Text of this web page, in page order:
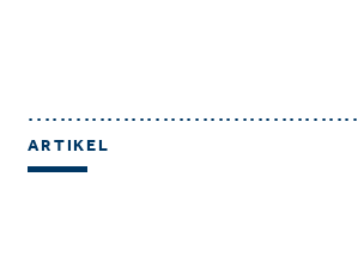
ARTIKEL